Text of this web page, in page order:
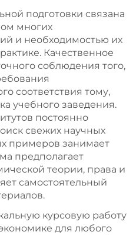
подготовки связана
многих
и необходимостью их
Качественное
соблюдения того,
соответствия тому,
учебного заведения.
постоянно
свежих научных
примеров занимает
предполагает
теории, права и
самостоятельный
курсовую работу
для любого